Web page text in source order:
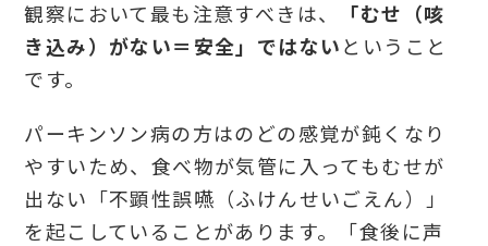
観察において最も注意すべきは、
「むせ（咳
き込み）がない＝安全」ではない ということ
です。
パーキンソン病の方はのどの感覚が鈍くなり
やすいため、食べ物が気管に入ってもむせが
出ない「不顕性誤嚥（ふけんせいごえん）」
を起こしていることがあります。「食後に声